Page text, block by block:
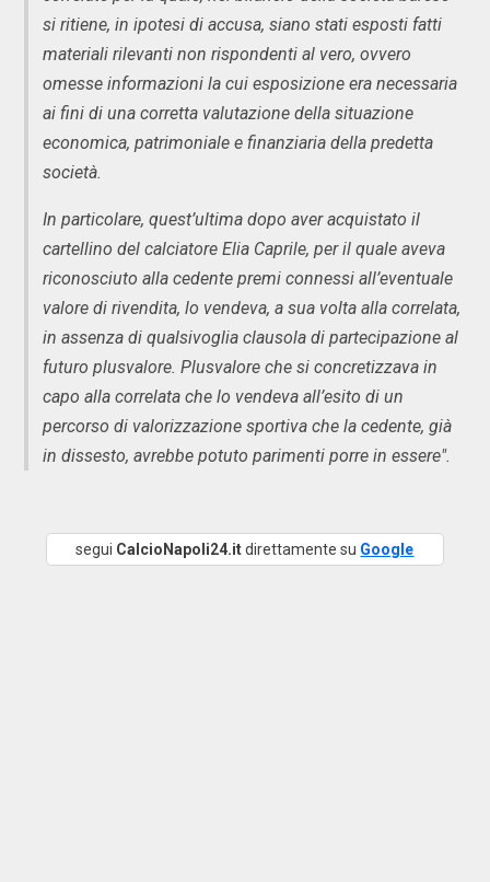
si ritiene, in ipotesi di accusa, siano stati esposti fatti
materiali rilevanti non rispondenti al vero, ovvero
omesse informazioni la cui esposizione era necessaria
ai fini di una corretta valutazione della situazione
economica, patrimoniale e finanziaria della predetta
società.
In particolare, quest’ultima dopo aver acquistato il
cartellino del calciatore Elia Caprile, per il quale aveva
riconosciuto alla cedente premi connessi all’eventuale
valore di rivendita, lo vendeva, a sua volta alla correlata,
in assenza di qualsivoglia clausola di partecipazione al
futuro plusvalore. Plusvalore che si concretizzava in
capo alla correlata che lo vendeva all’esito di un
percorso di valorizzazione sportiva che la cedente, già
in dissesto, avrebbe potuto parimenti porre in essere".
segui CalcioNapoli24.itdirettamente su Google